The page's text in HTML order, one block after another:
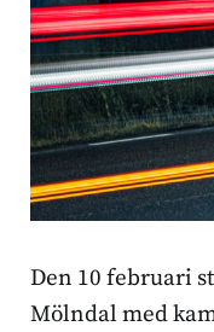
Den 10 februari
Mölndal med